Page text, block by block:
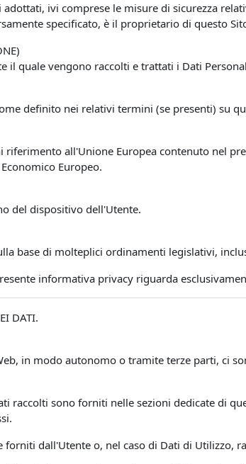
ivi comprese le misure di sicurezza
specificato, è il proprietario di questo
il quale vengono raccolti e trattati i Dati
definito nei relativi termini (se presenti) su
riferimento all'Unione Europea contenuto nel
Europeo.
del dispositivo dell'Utente.
base di molteplici ordinamenti legislativi,
informativa privacy riguarda
DATI.
in modo autonomo o tramite terze parti, ci
raccolti sono forniti nelle sezioni dedicate di
forniti dall'Utente o, nel caso di Dati di Utilizzo,